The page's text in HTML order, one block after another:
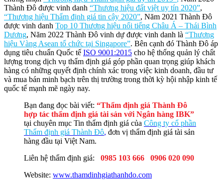
Thành Đô được vinh danh “Thương hiệu đất việt uy tín 2020”,
“Thương hiệu Thẩm định giá tin cậy 2020”, Năm 2021 Thành Đô
được vinh danh Top 10 Thương hiệu nổi tiếng Châu Á – Thái Bình
Dương, Năm 2022 Thành Đô vinh dự được vinh danh là “Thương
hiệu Vàng Asean tổ chức tại Singapore”. Bên cạnh đó Thành Đô áp
dụng tiêu chuẩn Quốc tế ISO 9001:2015 cho hệ thống quản lý chất
lượng trong dịch vụ thẩm định giá góp phần quan trọng giúp khách
hàng có những quyết định chính xác trong việc kinh doanh, đầu tư
và mua bán minh bạch trên thị trường trong thời kỳ hội nhập kinh tế
quốc tế mạnh mẽ ngày nay.
Bạn đang đọc bài viết: “Thẩm định giá Thành Đô
hợp tác thẩm định giá tài sản với Ngân hàng IBK”
tại chuyên mục Tin thẩm định giá của Công ty cổ phần
Thẩm định giá Thành Đô, đơn vị thẩm định giá tài sản
hàng đầu tại Việt Nam.
Liên hệ thẩm định giá:
0985 103 666
0906 020 090
Website: www.thamdinhgiathanhdo.com